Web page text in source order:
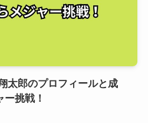
太郎のプロフィールと成
挑戦！